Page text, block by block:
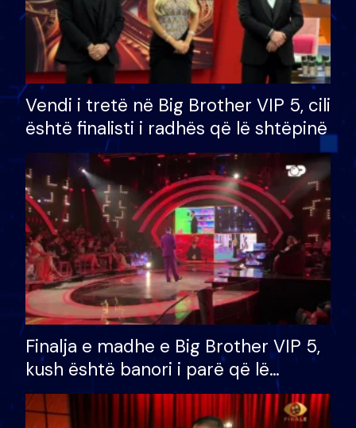
Vendi i tretë në Big Brother VIP 5, cili
është finalisti i radhës që lë shtëpinë
Finalja e madhe e Big Brother VIP 5,
kush është banori i parë që lë
shtëpinë dhe humb mundësinë për
të fituar çmimin e madh